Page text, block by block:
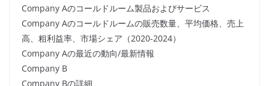
Company Aのコールドルーム製品およびサービス
Company Aのコールドルームの販売数量、平均価格、売上
高、粗利益率、市場シェア（2020-2024）
Company Aの最近の動向/最新情報
Company B
Company Bの詳細